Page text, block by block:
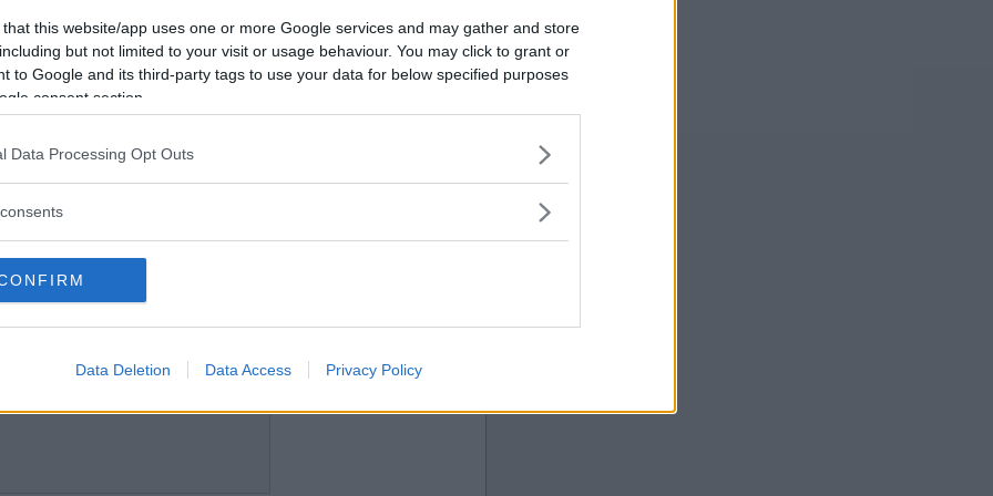
that this website/app uses one or more Google services and may gather and store
but not limited to your visit or usage behaviour. You may click to grant or
to Google and its third-party tags to use your data for below specified purposes
consent section.
Data Processing Opt Outs
Data Deletion Data Access Privacy Policy
Vill du bli
medlem?